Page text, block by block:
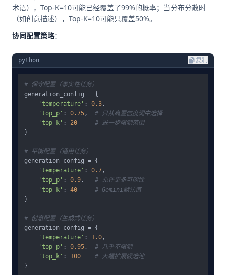
术语），Top-K=10可能已经覆盖了99%的概率；当分布分散时
（如创意描述），Top-K=10可能只覆盖50%。
协同配置策略：
python 复制
# 保守配置（事实性任务）
generation_config = {
'temperature' : 0.3 ,
'top_p' : 0.75 , # 只从高置信度词中选择
'top_k' : 20
# 进一步限制范围
}
# 平衡配置（通用任务）
generation_config = {
'temperature' : 0.7 ,
'top_p' : 0.9 , # 允许更多可能性
'top_k' : 40
# Gemini默认值
}
# 创意配置（生成式任务）
generation_config = {
'temperature' : 1.0 ,
'top_p' : 0.95 , # 几乎不限制
'top_k' : 100
# 大幅扩展候选池